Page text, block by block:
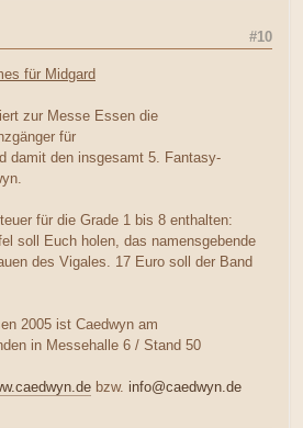
#10
für Midgard
zur Messe Essen die
für
damit den insgesamt 5. Fantasy-
für die Grade 1 bis 8 enthalten:
soll Euch holen, das namensgebende
des Vigales. 17 Euro soll der Band
2005 ist Caedwyn am
in Messehalle 6 / Stand 50
bzw. info@caedwyn.de